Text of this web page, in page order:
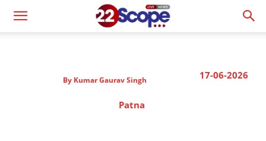
17-06-2026
By Kumar Gaurav Singh
Patna